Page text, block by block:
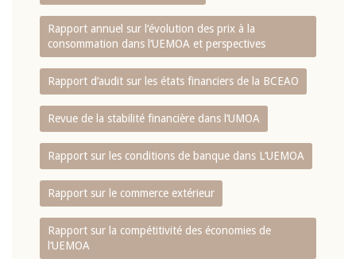
Rapport annuel sur l‘évolution des prix à la
consommation dans l‘UEMOA et perspectives
Rapport d‘audit sur les états financiers de la BCEAO
Revue de la stabilité financière dans l‘UMOA
Rapport sur les conditions de banque dans L‘UEMOA
Rapport sur le commerce extérieur
Rapport sur la compétitivité des économies de
l‘UEMOA